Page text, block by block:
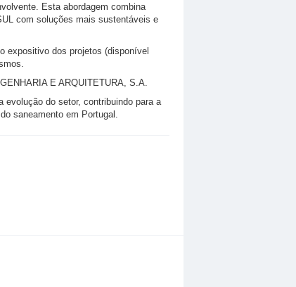
Esta abordagem combina
com soluções mais sustentáveis e
expositivo dos projetos (disponível
E ARQUITETURA, S.A.
do setor, contribuindo para a
saneamento em Portugal.